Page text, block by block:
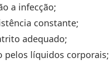
a infecção;
constante;
adequado;
pelos líquidos corporais;